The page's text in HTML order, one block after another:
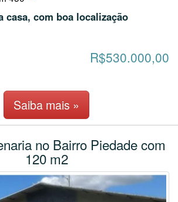
casa, com boa localização
R$530.000,00
Saiba mais »
no Bairro Piedade com
120 m2